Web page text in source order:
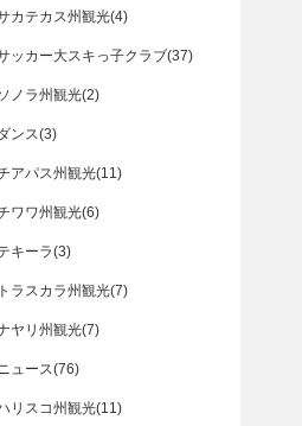
カテカス州観光(4)
ッカー大スキっ子クラブ(37)
ノラ州観光(2)
ンス(3)
アパス州観光(11)
ワワ州観光(6)
キーラ(3)
トラスカラ州観光(7)
ヤリ州観光(7)
ュース(76)
リスコ州観光(11)